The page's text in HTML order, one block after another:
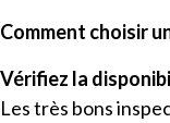
Comment choisir
Vérifiez la
Les très bons